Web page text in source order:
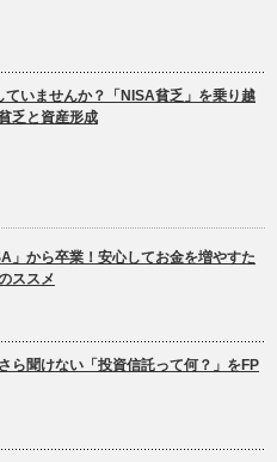
ていませんか？「NISA貧乏」を乗り越
乏と資産形成
」から卒業！安心してお金を増やすた
ススメ
ら聞けない「投資信託って何？」をFP